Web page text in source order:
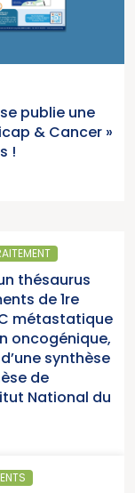
publie une
& Cancer »
!
pour
du
15/07/